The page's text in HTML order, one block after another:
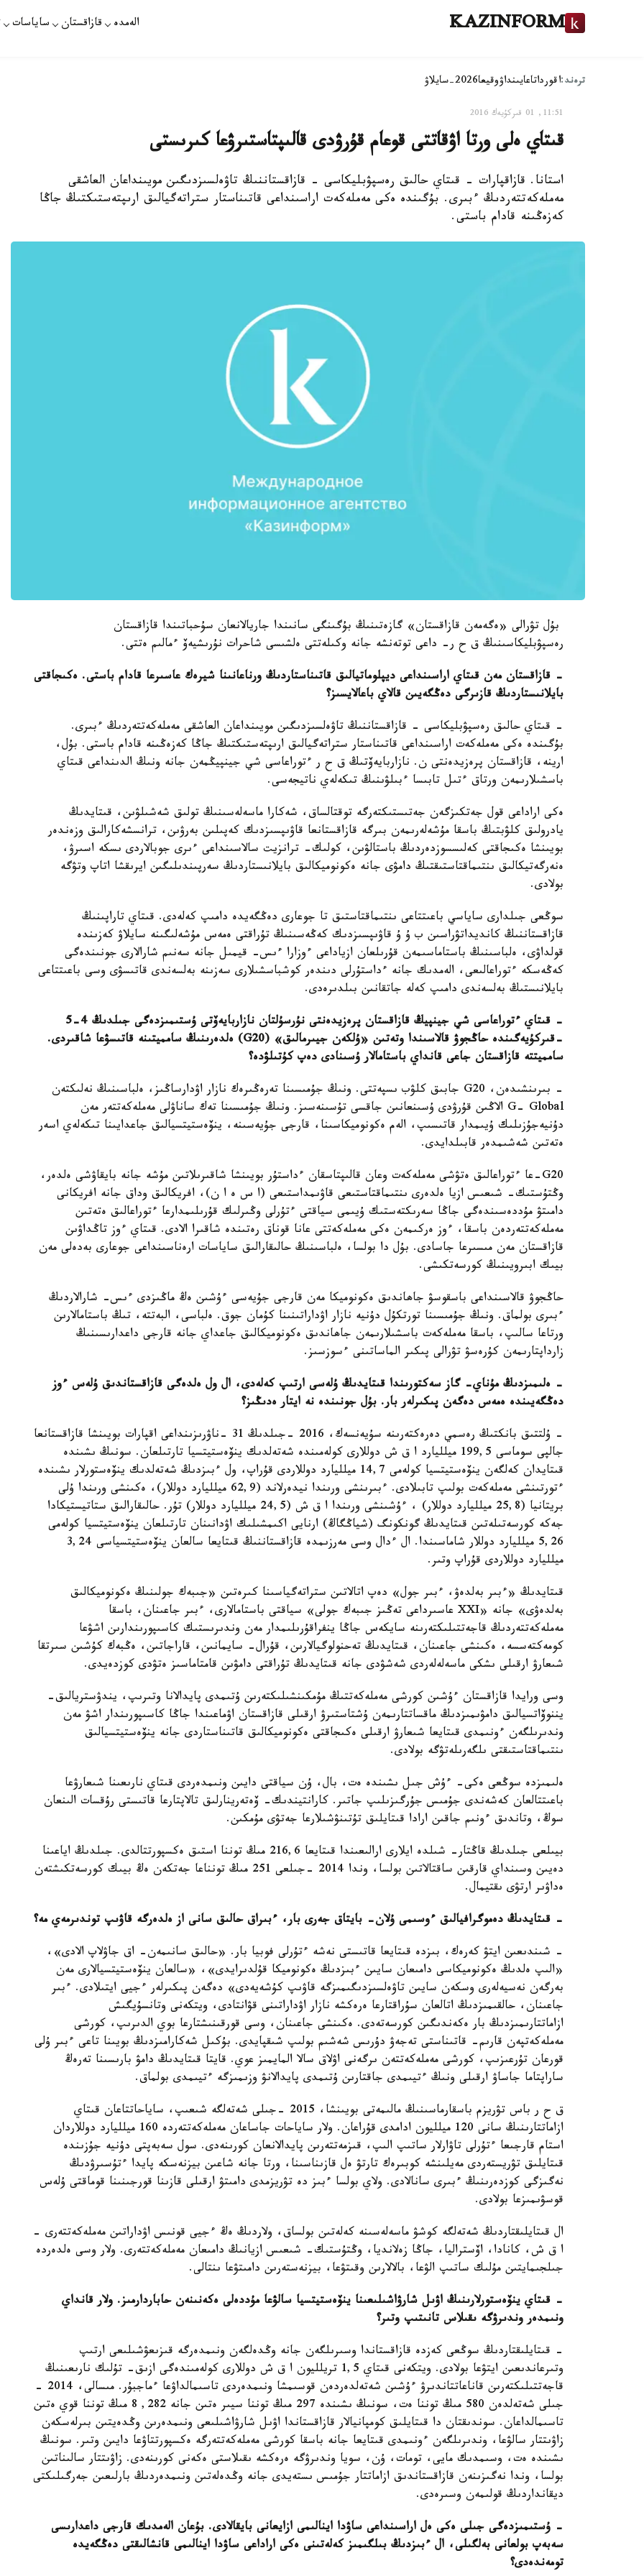
KAZINFORM الەمدە قازاقستان ساياسات
ترەند:اقورداتاعايىنداۋوقيعا2026-سايلاۋ
11:51, 01 قىركۇيەك 2016
قىتاي ەلى ورتا اۋقاتتى قوعام قۇرۋدى قالىپتاستىرۋعا كىرىستى
استانا. قازاقپارات - قىتاي حالىق رەسپۋبليكاسى - قازاقستاننىڭ تاۋەلسىزدىگىن مويىنداعان العاشقى
مەملەكەتتەردىڭ ءبىرى. بۇگىندە ەكى مەملەكەت اراسىنداعى قاتىناستار ستراتەگيالىق ارىپتەستىكتىڭ جاڭا
كەزەڭىنە قادام باستى.
بۇل تۋرالى «ەگەمەن قازاقستان» گازەتىنىڭ بۇگىنگى سانىندا جاريالانعان سۇحباتىندا قازاقستان
رەسپۋبليكاسىنىڭ ق ح ر- داعى توتەنشە جانە وكىلەتتى ەلشىسى شاحرات نۇرىشيەۆ ءمالىم ەتتى.
- قازاقستان مەن قىتاي اراسىنداعى ديپلوماتيالىق قاتىناستاردىڭ ورناعانىنا شيرەك عاسىرعا قادام باستى. ەكىجاقتى
بايلانىستاردىڭ قازىرگى دەڭگەيىن قالاي باعالايسىز؟
- قىتاي حالىق رەسپۋبليكاسى - قازاقستاننىڭ تاۋەلسىزدىگىن مويىنداعان العاشقى مەملەكەتتەردىڭ ءبىرى.
بۇگىندە ەكى مەملەكەت اراسىنداعى قاتىناستار ستراتەگيالىق ارىپتەستىكتىڭ جاڭا كەزەڭىنە قادام باستى. بۇل،
ارينە، قازاقستان پرەزيدەنتى ن. نازاربايەۆتىڭ ق ح ر ءتوراعاسى شي جينپيڭمەن جانە ونىڭ الدىنداعى قىتاي
باسشىلارىمەن ورتاق ءتىل تابىسا ءبىلۋىنىڭ تىكەلەي ناتيجەسى.
ەكى اراداعى قول جەتكىزگەن جەتىستىكتەرگە توقتالساق، شەكارا ماسەلەسىنىڭ تولىق شەشىلۋىن، قىتايدىڭ
يادرولىق كلۋبتىڭ باسقا مۇشەلەرىمەن بىرگە قازاقستانعا قاۋىپسىزدىك كەپىلىن بەرۋىن، ترانسشەكارالىق وزەندەر
بويىنشا ەكىجاقتى كەلىسسوزدەردىڭ باستالۋىن، كولىك- ترانزيت سالاسىنداعى ءىرى جوبالاردى ىسكە اسىرۋ،
ەنەرگەتيكالىق ىنتىماقتاستىقتىڭ دامۋى جانە ەكونوميكالىق بايلانىستاردىڭ سەرپىندىلىگىن ايرىقشا اتاپ وتۋگە
بولادى.
سوڭعى جىلدارى ساياسي باعىتتاعى ىنتىماقتاستىق تا جوعارى دەڭگەيدە دامىپ كەلەدى. قىتاي تاراپىنىڭ
قازاقستاننىڭ كانديداتۋراسىن ب ۇ ۇ قاۋىپسىزدىك كەڭەسىنىڭ تۇراقتى ەمەس مۇشەلىگىنە سايلاۋ كەزىندە
قولداۋى، ەلباسىنىڭ باستاماسىمەن قۇرىلعان ازياداعى ءوزارا ءىس- قيمىل جانە سەنىم شارالارى جونىندەگى
كەڭەسكە ءتوراعالىعى، الەمدىك جانە ءداستۇرلى دىندەر كوشباسشىلارى سەزىنە بەلسەندى قاتىسۋى وسى باعىتتاعى
بايلانىستىڭ بەلسەندى دامىپ كەلە جاتقانىن بىلدىرەدى.
- قىتاي ءتوراعاسى شي جينپيڭ قازاقستان پرەزيدەنتى نۇرسۇلتان نازاربايەۆتى ۇستىمىزدەگى جىلدىڭ 4-5
-قىركۇيەگىندە حاڭجوۋ قالاسىندا وتەتىن «ۇلكەن جيىرمالىق» (G20)
ەلدەرىنىڭ سامميتىنە قاتىسۋعا شاقىردى.
سامميتتە قازاقستان جاعى قانداي باستامالار ۇسىنادى دەپ كۇتىلۋدە؟
- بىرىنشىدەن، G20 جابىق كلۋب ىسپەتتى. ونىڭ جۇمىسىنا تەرەڭىرەك نازار اۋدارساڭىز، ەلباسىنىڭ نەلىكتەن
G- Global الاڭىن قۇرۋدى ۇسىنعانىن جاقسى تۇسىنەسىز. ونىڭ جۇمىسىنا تەك ساناۋلى مەملەكەتتەر مەن
دۇنيەجۇزىلىك ۇيىمدار قاتىسىپ، الەم ەكونوميكاسىنا، قارجى جۇيەسىنە، ينۆەستيتسيالىق جاعدايىنا تىكەلەي اسەر
ەتەتىن شەشىمدەر قابىلدايدى.
G20-عا ءتوراعالىق ەتۋشى مەملەكەت وعان قالىپتاسقان ءداستۇر بويىنشا شاقىرىلاتىن مۇشە جانە بايقاۋشى ەلدەر،
وڭتۇستىك- شىعىس ازيا ەلدەرى ىنتىماقتاستىعى قاۋىمداستىعى (ا س ە ا ن)، افريكالىق وداق جانە افريكانى
دامىتۋ مۇددەسىندەگى جاڭا سەرىكتەستىك ۇيىمى سياقتى ءتۇرلى وڭىرلىك قۇرىلىمدارعا ءتوراعالىق ەتەتىن
مەملەكەتتەردەن باسقا، ءوز ەركىمەن ەكى مەملەكەتتى عانا قوناق رەتىندە شاقىرا الادى. قىتاي ءوز تاڭداۋىن
قازاقستان مەن مىسىرعا جاسادى. بۇل دا بولسا، ەلباسىنىڭ حالىقارالىق ساياسات ارەناسىنداعى جوعارى بەدەلى مەن
بيىك ابىرويىنىڭ كورسەتكىشى.
حاڭجوۋ قالاسىنداعى باسقوسۋ جاھاندىق ەكونوميكا مەن قارجى جۇيەسى ءۇشىن ەڭ ماڭىزدى ءىس- شارالاردىڭ
ءبىرى بولماق. ونىڭ جۇمىسىنا تورتكۇل دۇنيە نازار اۋداراتىنىنا كۇمان جوق. ەلباسى، البەتتە، تىڭ باستامالارىن
ورتاعا سالىپ، باسقا مەملەكەت باسشىلارىمەن جاھاندىق ەكونوميكالىق جاعداي جانە قارجى داعدارىسىنىڭ
زارداپتارىمەن كۇرەسۋ تۋرالى پىكىر الماساتىنى ءسوزسىز.
- ەلىمىزدىڭ مۇناي- گاز سەكتورىندا قىتايدىڭ ۇلەسى ارتىپ كەلەدى، ال ول ەلدەگى قازاقستاندىق ۇلەس ءوز
دەڭگەيىندە ەمەس دەگەن پىكىرلەر بار. بۇل جونىندە نە ايتار ەدىڭىز؟
- ۇلتتىق بانكتىڭ رەسمي دەرەكتەرىنە سۇيەنسەك، 2016 -جىلدىڭ 31 -ناۋرىزىنداعى اقپارات بويىنشا قازاقستانعا
جالپى سوماسى 199,5 ميلليارد ا ق ش دوللارى كولەمىندە شەتەلدىك ينۆەستيتسيا تارتىلعان. سونىڭ ىشىندە
قىتايدان كەلگەن ينۆەستيتسيا كولەمى 14,7 ميلليارد دوللاردى قۇراپ، ول ءبىزدىڭ شەتەلدىك ينۆەستورلار ىشىندە
ءتورتىنشى مەملەكەت بولىپ تابىلادى. ءبىرىنشى ورىندا نيدەرلاند (62,9 ميلليارد دوللار)، ەكىنشى ورىندا ۇلى
بريتانيا (25,8 ميلليارد دوللار) ، ءۇشىنشى ورىندا ا ق ش (24,5 ميلليارد دوللار) تۇر. حالىقارالىق ستاتيستيكادا
جەكە كورسەتىلەتىن قىتايدىڭ گونكونگ (شياڭگاڭ) ارنايى اكىمشىلىك اۋدانىنان تارتىلعان ينۆەستيتسيا كولەمى
5,26 ميلليارد دوللار شاماسىندا. ال ءدال وسى مەرزىمدە قازاقستاننىڭ قىتايعا سالعان ينۆەستيتسياسى 3,24
ميلليارد دوللاردى قۇراپ وتىر.
قىتايدىڭ «ءبىر بەلدەۋ، ءبىر جول» دەپ اتالاتىن ستراتەگياسىنا كىرەتىن «جىبەك جولىنىڭ ەكونوميكالىق
بەلدەۋى» جانە «XXI عاسىرداعى تەڭىز جىبەك جولى» سياقتى باستامالارى، ءبىر جاعىنان، باسقا
مەملەكەتتەردىڭ قاجەتتىلىكتەرىنە سايكەس جاڭا ينفراقۇرىلىمدار مەن وندىرىستىك كاسىپورىندارىن اشۋعا
كومەكتەسسە، ەكىنشى جاعىنان، قىتايدىڭ تەحنولوگيالارىن، قۇرال- سايمانىن، قاراجاتىن، ەڭبەك كۇشىن سىرتقا
شىعارۋ ارقىلى ىشكى ماسەلەلەردى شەشۋدى جانە قىتايدىڭ تۇراقتى دامۋىن قامتاماسىز ەتۋدى كوزدەيدى.
وسى ورايدا قازاقستان ءۇشىن كورشى مەملەكەتتىڭ مۇمكىنشىلىكتەرىن ۇتىمدى پايدالانا وتىرىپ، يندۋستريالىق-
يننوۆاتسيالىق دامۋىمىزدىڭ ماقساتتارىمەن ۇشتاستىرۋ ارقىلى قازاقستان اۋماعىندا جاڭا كاسىپورىندار اشۋ مەن
وندىرىلگەن ءونىمدى قىتايعا شىعارۋ ارقىلى ەكىجاقتى ەكونوميكالىق قاتىناستاردى جانە ينۆەستيتسيالىق
ىنتىماقتاستىقتى ىلگەرىلەتۋگە بولادى.
ەلىمىزدە سوڭعى ەكى- ءۇش جىل ىشىندە ەت، بال، ۇن سياقتى دايىن ونىمدەردى قىتاي نارىعىنا شىعارۋعا
باعىتتالعان كەشەندى جۇمىس جۇرگىزىلىپ جاتىر. كارانتيندىك- ۆەتەرينارلىق تالاپتارعا قاتىستى رۇقسات الىنعان
سوڭ، وتاندىق ءونىم جاقىن ارادا قىتايلىق تۇتىنۋشىلارعا جەتۋى مۇمكىن.
بيىلعى جىلدىڭ قاڭتار- شىلدە ايلارى ارالىعىندا قىتايعا 216,6 مىڭ توننا استىق ەكسپورتتالدى. جىلدىڭ اياعىنا
دەيىن وسىنداي قارقىن ساقتالاتىن بولسا، وندا 2014 -جىلعى 251 مىڭ تونناعا جەتكەن ەڭ بيىك كورسەتكىشتەن
ەداۋىر ارتۋى ىقتيمال.
- قىتايدىڭ دەموگرافيالىق ءوسىمى ۇلان- بايتاق جەرى بار، ءبىراق حالىق سانى از ەلدەرگە قاۋىپ توندىرمەي مە؟
- شىندىعىن ايتۋ كەرەك، بىزدە قىتايعا قاتىستى نەشە ءتۇرلى فوبيا بار. «حالىق سانىمەن- اق جاۋلاپ الادى»،
«الىپ ەلدىڭ ەكونوميكاسى دامىعان سايىن ءبىزدىڭ ەكونوميكا قۇلدىرايدى»، «سالعان ينۆەستيتسيالارى مەن
بەرگەن نەسيەلەرى وسكەن سايىن تاۋەلسىزدىگىمىزگە قاۋىپ كۇشەيەدى» دەگەن پىكىرلەر ءجيى ايتىلادى. ءبىر
جاعىنان، حالقىمىزدىڭ اتالعان سۇراقتارعا ەرەكشە نازار اۋداراتىنى قۋانتادى، ويتكەنى وتانسۇيگىش
ازاماتتارىمىزدىڭ بار ەكەندىگىن كورسەتەدى. ەكىنشى جاعىنان، وسى قورقىنىشتارعا بوي الدىرىپ، كورشى
مەملەكەتپەن قارىم- قاتىناستى تەجەۋ دۇرىس شەشىم بولىپ شىقپايدى. بۇكىل شەكارامىزدىڭ بويىنا تاعى ءبىر ۇلى
قورعان تۇرعىزىپ، كورشى مەملەكەتتەن ىرگەنى اۋلاق سالا المايمىز عوي. قايتا قىتايدىڭ دامۋ بارىسىنا تەرەڭ
ساراپتاما جاساۋ ارقىلى ونىڭ ءتيىمدى جاقتارىن ۇتىمدى پايدالانۋ وزىمىزگە ءتيىمدى بولماق.
ق ح ر باس تۋريزم باسقارماسىنىڭ مالىمەتى بويىنشا، 2015 -جىلى شەتەلگە شىعىپ، ساياحاتتاعان قىتاي
ازاماتتارىنىڭ سانى 120 ميلليون ادامدى قۇراعان. ولار ساياحات جاساعان مەملەكەتتەردە 160 ميلليارد دوللاردان
استام قارجىعا ءتۇرلى تاۋارلار ساتىپ الىپ، قىزمەتتەرىن پايدالانعان كورىنەدى. سول سەبەپتى دۇنيە جۇزىندە
قىتايلىق تۋريستەردى مەيلىنشە كوبىرەك تارتۋ ەل قازىناسىنا، ورتا جانە شاعىن بيزنەسكە پايدا ءتۇسىرۋدىڭ
نەگىزگى كوزدەرىنىڭ ءبىرى سانالادى. ولاي بولسا ءبىز دە تۋريزمدى دامىتۋ ارقىلى قازىنا قورجىنىنا قوماقتى ۇلەس
قوسۋىمىزعا بولادى.
ال قىتايلىقتاردىڭ شەتەلگە كوشۋ ماسەلەسىنە كەلەتىن بولساق، ولاردىڭ ەڭ ءجيى قونىس اۋداراتىن مەملەكەتتەرى -
ا ق ش، كانادا، اۆستراليا، جاڭا زەلانديا، وڭتۇستىك- شىعىس ازيانىڭ دامىعان مەملەكەتتەرى. ولار وسى ەلدەردە
جىلجىمايتىن مۇلىك ساتىپ الۋعا، بالالارىن وقىتۋعا، بيزنەستەرىن دامىتۋعا ىنتالى.
- قىتاي ينۆەستورلارىنىڭ اۋىل شارۋاشىلىعىنا ينۆەستيتسيا سالۋعا مۇددەلى ەكەنىنەن حاباردارمىز. ولار قانداي
ونىمدەر وندىرۋگە ىقىلاس تانىتىپ وتىر؟
- قىتايلىقتاردىڭ سوڭعى كەزدە قازاقستاندا وسىرىلگەن جانە وڭدەلگەن ونىمدەرگە قىزىعۋشىلىعى ارتىپ
وتىرعاندىعىن ايتۋعا بولادى. ويتكەنى قىتاي 1,5 تريلليون ا ق ش دوللارى كولەمىندەگى ازىق- تۇلىك نارىعىنىڭ
قاجەتتىلىكتەرىن قاناعاتتاندىرۋ ءۇشىن شەتەلدەردەن قوسىمشا ونىمدەردى تاسىمالداۋعا ءماجبۇر. مىسالى، 2014 -
جىلى شەتەلدەن 580 مىڭ توننا ەت، سونىڭ ىشىندە 297 مىڭ توننا سيىر ەتىن جانە 282, 8 مىڭ توننا قوي ەتىن
تاسىمالداعان. سوندىقتان دا قىتايلىق كومپانيالار قازاقستاندا اۋىل شارۋاشىلىعى ونىمدەرىن وڭدەيتىن بىرلەسكەن
زاۋىتتار سالۋعا، وندىرىلگەن ءونىمدى قىتايعا جانە باسقا كورشى مەملەكەتتەرگە ەكسپورتتاۋعا دايىن وتىر. سونىڭ
ىشىندە ەت، وسىمدىك مايى، تومات، ۇن، سويا وندىرۋگە ەرەكشە ىقىلاستى ەكەنى كورىنەدى. زاۋىتتار سالىناتىن
بولسا، وندا نەگىزىنەن قازاقستاندىق ازاماتتار جۇمىس ىستەيدى جانە وڭدەلەتىن ونىمدەردىڭ بارلىعىن جەرگىلىكتى
ديقانداردىڭ قولىمەن وسىرەدى.
- ۇستىمىزدەگى جىلى ەكى ەل اراسىنداعى ساۋدا اينالىمى ازايعانى بايقالادى. بۇعان الەمدىك قارجى داعدارىسى
سەبەپ بولعانى بەلگىلى، ال ءبىزدىڭ بىلگىمىز كەلەتىنى ەكى اراداعى ساۋدا اينالىمى قانشالىقتى دەڭگەيدە
تومەندەدى؟